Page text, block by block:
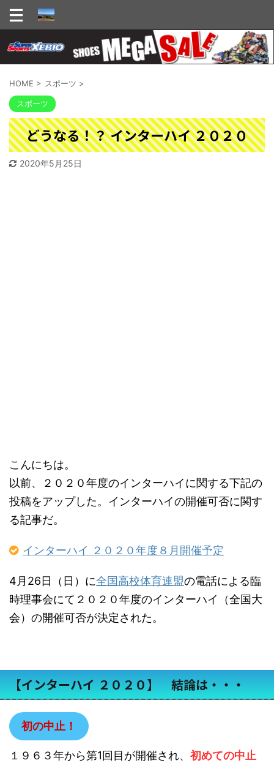
HOME > スポーツ >
スポーツ
どうなる！？ インターハイ ２０２０
2020年5月25日
こんにちは。
以前、２０２０年度のインターハイに関する下記の
投稿をアップした。インターハイの開催可否に関す
る記事だ。
インターハイ ２０２０年度８月開催予定
4月26日（日）に全国高校体育連盟の電話による臨
時理事会にて２０２０年度のインターハイ（全国大
会）の開催可否が決定された。
【インターハイ ２０２０】 結論は・・・
初の中止！
１９６３年から第1回目が開催され、 初めての中止